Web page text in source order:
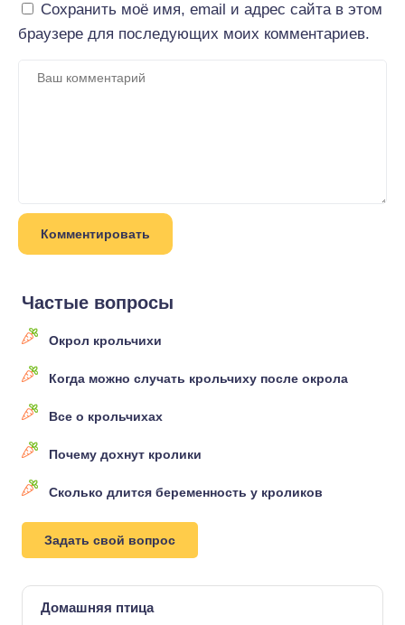
Сохранить моё имя, email и адрес сайта в этом
браузере для последующих моих комментариев.
Частые вопросы
Окрол крольчихи
Когда можно случать крольчиху после окрола
Все о крольчихах
Почему дохнут кролики
Сколько длится беременность у кроликов
Задать свой вопрос
Домашняя птица